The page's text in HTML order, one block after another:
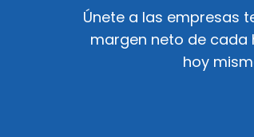
Únete a las empresas
margen neto de cada
hoy